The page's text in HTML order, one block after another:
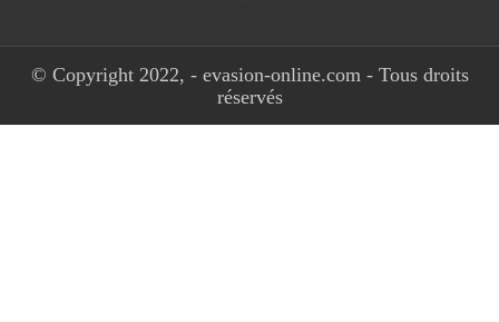
© Copyright 2022, - evasion-online.com - Tous droits
réservés